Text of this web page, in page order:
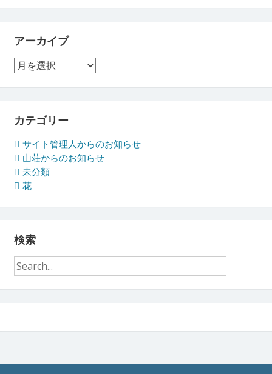
アーカイブ
ア
ー
カ
ブ
カテゴリー
サイト管理人からのお知らせ
山荘からのお知らせ
未分類
花
検索